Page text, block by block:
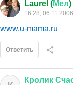
Laurel (Мел)
16:28, 06.11.2006
www.u-mama.ru
Ответить
Кролик